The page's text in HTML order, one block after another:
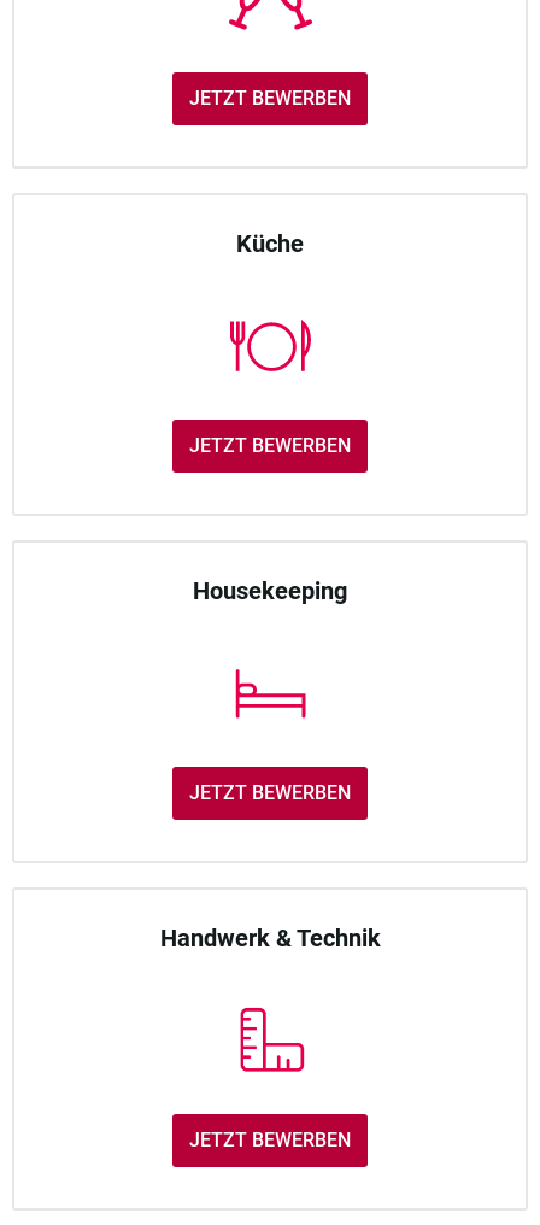
JETZT BEWERBEN
Küche
JETZT BEWERBEN
Housekeeping
JETZT BEWERBEN
Handwerk & Technik
JETZT BEWERBEN